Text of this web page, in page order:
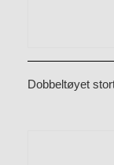
Dobbeltøyet